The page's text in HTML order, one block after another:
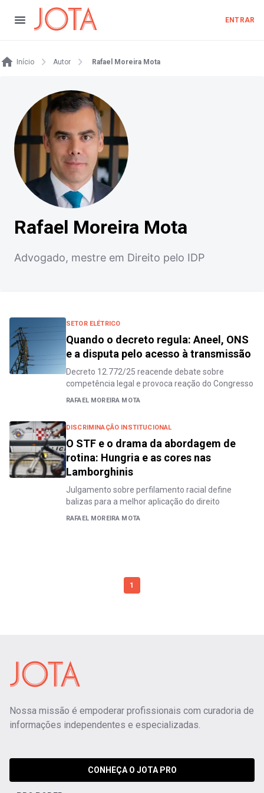
ENTRAR
Início Autor Rafael Moreira Mota
Rafael Moreira Mota
Advogado, mestre em Direito pelo IDP
SETOR ELÉTRICO
Quando o decreto regula: Aneel, ONS
e a disputa pelo acesso à transmissão
Decreto 12.772/25 reacende debate sobre
competência legal e provoca reação do Congresso
RAFAEL MOREIRA MOTA
DISCRIMINAÇÃO INSTITUCIONAL
O STF e o drama da abordagem de
rotina: Hungria e as cores nas
Lamborghinis
Julgamento sobre perfilamento racial define
balizas para a melhor aplicação do direito
RAFAEL MOREIRA MOTA
1
Nossa missão é empoderar profissionais com curadoria de
informações independentes e especializadas.
CONHEÇA O JOTA PRO